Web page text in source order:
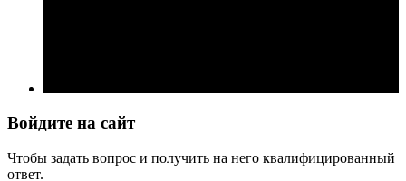
Войдите на сайт
Чтобы задать вопрос и получить на него квалифицированный
ответ.